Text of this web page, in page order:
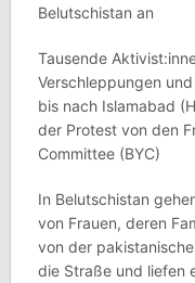
Belutschistan an
Tausende
Verschleppungen
bis nach Islamabad
der Protest von den
Committee (BYC)
In Belutschistan
von Frauen, deren
von der
die Straße und liefen